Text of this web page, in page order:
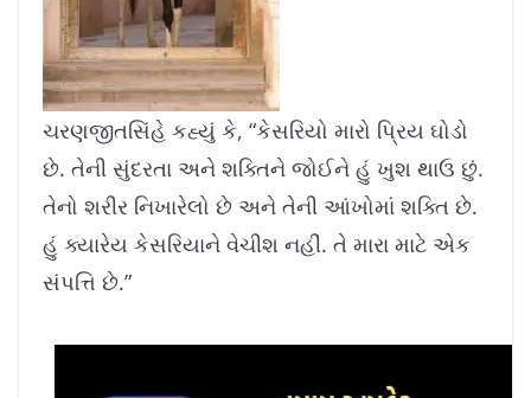
ચરણજીતસિંહે કહ્યું કે, “કેસરિયો મારો પ્રિય ઘોડો
છે. તેની સુંદરતા અને શક્તિને જોઈને હું ખુશ થાઉ છું.
તેનો શરીર નિખારેલો છે અને તેની આંખોમાં શક્તિ છે.
હું ક્યારેય કેસરિયાને વેચીશ નહીં. તે મારા માટે એક
સંપત્તિ છે.”